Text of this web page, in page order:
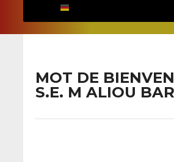
MOT DE
S.E. M ALIOU